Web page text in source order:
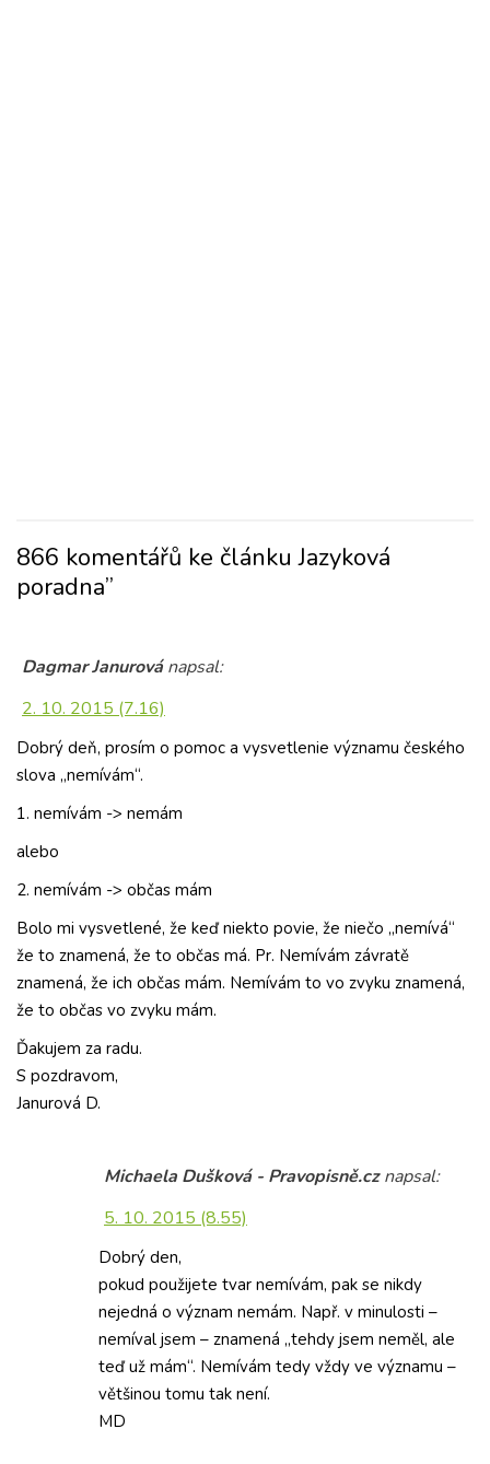
866 komentářů ke článku Jazyková
poradna”
Dagmar Janurová napsal:
2. 10. 2015 (7.16)
Dobrý deň, prosím o pomoc a vysvetlenie významu českého
slova „nemívám“.
1. nemívám -> nemám
alebo
2. nemívám -> občas mám
Bolo mi vysvetlené, že keď niekto povie, že niečo „nemívá“
že to znamená, že to občas má. Pr. Nemívám závratě
znamená, že ich občas mám. Nemívám to vo zvyku znamená,
že to občas vo zvyku mám.
Ďakujem za radu.
S pozdravom,
Janurová D.
Michaela Dušková - Pravopisně.cz napsal:
5. 10. 2015 (8.55)
Dobrý den,
pokud použijete tvar nemívám, pak se nikdy
nejedná o význam nemám. Např. v minulosti –
nemíval jsem – znamená „tehdy jsem neměl, ale
teď už mám“. Nemívám tedy vždy ve významu –
většinou tomu tak není.
MD